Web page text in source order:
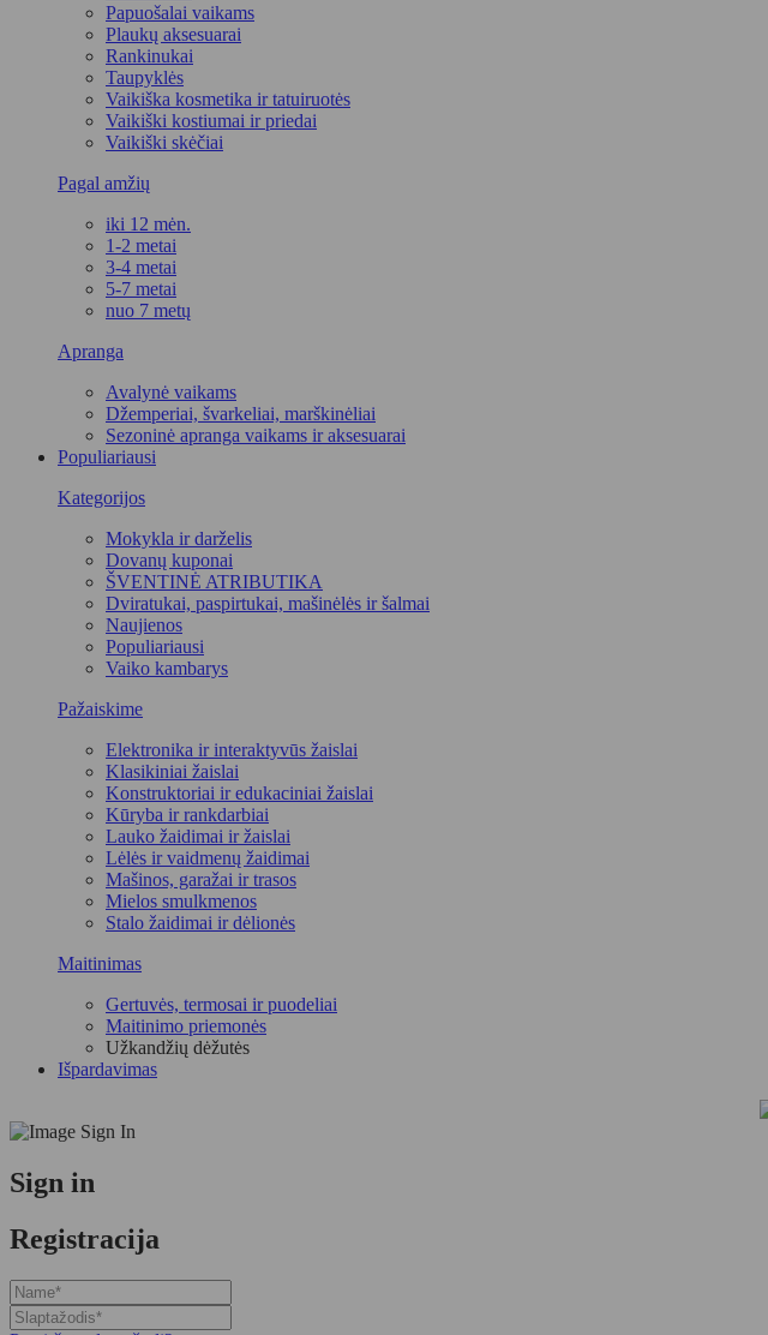
Papuošalai vaikams
Plaukų aksesuarai
Rankinukai
Taupyklės
Vaikiška kosmetika ir tatuiruotės
Vaikiški kostiumai ir priedai
Vaikiški skėčiai
Pagal amžių
iki 12 mėn.
1-2 metai
3-4 metai
5-7 metai
nuo 7 metų
Apranga
Avalynė vaikams
Džemperiai, švarkeliai, marškinėliai
Sezoninė apranga vaikams ir aksesuarai
Populiariausi
Kategorijos
Mokykla ir darželis
Dovanų kuponai
ŠVENTINĖ ATRIBUTIKA
Dviratukai, paspirtukai, mašinėlės ir šalmai
Naujienos
Populiariausi
Vaiko kambarys
Pažaiskime
Elektronika ir interaktyvūs žaislai
Klasikiniai žaislai
Konstruktoriai ir edukaciniai žaislai
Kūryba ir rankdarbiai
Lauko žaidimai ir žaislai
Lėlės ir vaidmenų žaidimai
Mašinos, garažai ir trasos
Mielos smulkmenos
Stalo žaidimai ir dėlionės
Maitinimas
Gertuvės, termosai ir puodeliai
Maitinimo priemonės
Užkandžių dėžutės
Išpardavimas
Sign in
Registracija